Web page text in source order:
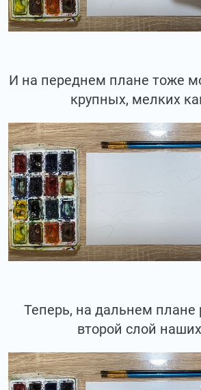
И на переднем плане тоже
крупных, мелких
Теперь, на дальнем плане
второй слой